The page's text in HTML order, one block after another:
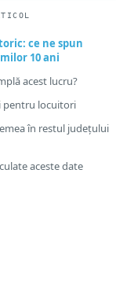
ce ne spun
10 ani
acest lucru?
pentru locuitori
în restul județului
aceste date